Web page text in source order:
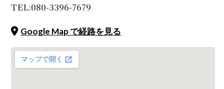
TEL:080-3396-7679
Google Map で経路を見る